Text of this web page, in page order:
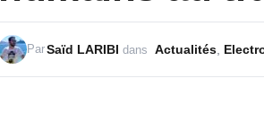
ParSaïd LARIBI dans Actualités